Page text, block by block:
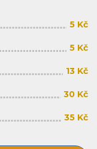
5 Kč
5 Kč
13 Kč
30 Kč
35 Kč